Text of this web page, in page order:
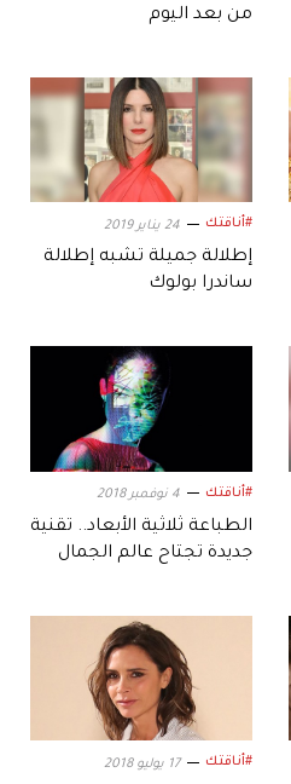
من بعد اليوم
#أناقتك 24 يناير 2019
إطلالة جميلة تشبه إطلالة
ساندرا بولوك
#أناقتك 4 نوفمبر 2018
الطباعة ثلاثية الأبعاد.. تقنية
جديدة تجتاح عالم الجمال
#أناقتك 17 يوليو 2018